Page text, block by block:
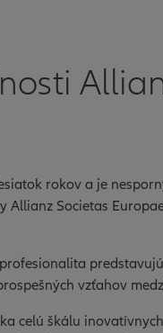
rokov a je
Societas
vzťahov
celú škálu